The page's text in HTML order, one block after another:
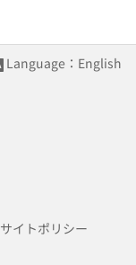
Language：English
サイトポリシー